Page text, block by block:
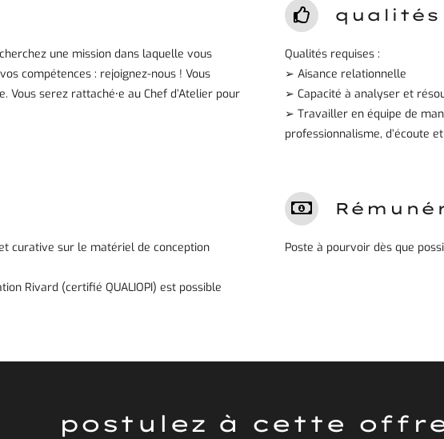
une mission dans laquelle vous
compétences : rejoignez-nous ! Vous
Vous serez rattaché⸱e au Chef d’Atelier pour
curative sur le matériel de conception
Rivard (certifié QUALIOPI) est possible
qualités
Qualités requises :
➢ Aisance relationnelle
➢ Capacité à analyser et
➢ Travailler en équipe de
professionnalisme, d’écoute
Poste à pourvoir dès que
postulez à cette